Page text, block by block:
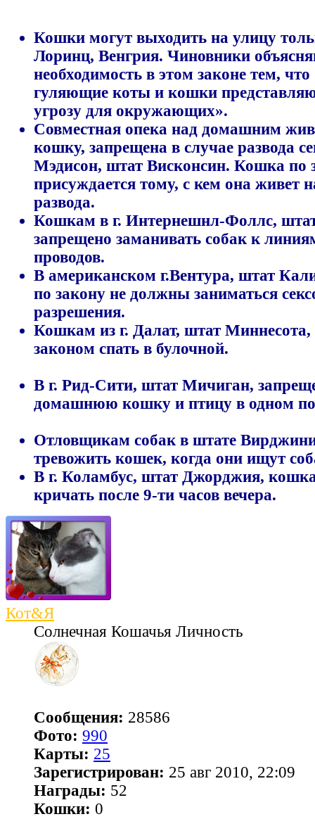
Кошки могут выходить на улицу
Лоринц, Венгрия. Чиновники
необходимость в этом законе тем, что
гуляющие коты и кошки
угрозу для окружающих».
Совместная опека над домашним
кошку, запрещена в случае развода
Мэдисон, штат Висконсин. Кошка по
присуждается тому, с кем она живет
развода.
Кошкам в г. Интернешнл-Фоллс,
запрещено заманивать собак к
проводов.
В американском г.Вентура, штат
по закону не должны заниматься
разрешения.
Кошкам из г. Далат, штат Миннесота,
законом спать в булочной.
В г. Рид-Сити, штат Мичиган,
домашнюю кошку и птицу в одном
Отловщикам собак в штате
тревожить кошек, когда они ищут
В г. Коламбус, штат Джорджия,
кричать после 9-ти часов вечера.
Кот&Я
Солнечная Кошачья Личность
Сообщения: 28586
Фото: 990
Карты: 25
Зарегистрирован: 25 авг 2010, 22:09
Награды: 52
Кошки: 0